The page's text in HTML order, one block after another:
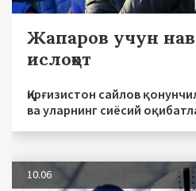
Жапаров учун
ислоҳот
Қирғизистон сайлов
ва уларнинг сиёсий
10.06